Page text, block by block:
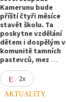
Kamerunu bude
příští čtyři měsíce
stavět školu. Ta
poskytne vzdělání
dětem i dospělým v
komunitě tamních
pastevců, mez …
2x
AKTUALITY